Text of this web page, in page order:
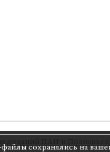
сохранялись на
ПАН